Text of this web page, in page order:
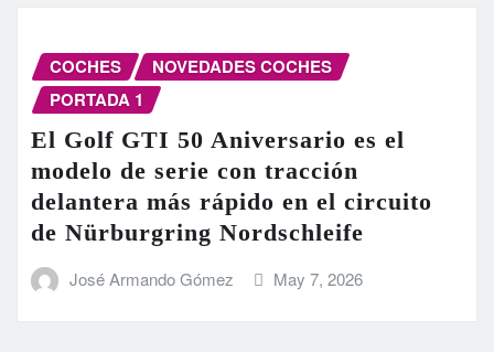
COCHES
NOVEDADES COCHES
PORTADA 1
El Golf GTI 50 Aniversario es el
modelo de serie con tracción
delantera más rápido en el circuito
de Nürburgring Nordschleife
José Armando Gómez May 7, 2026